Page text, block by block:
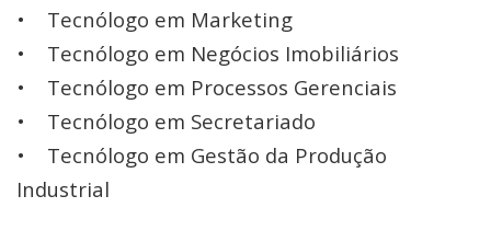
• Tecnólogo em Marketing
• Tecnólogo em Negócios Imobiliários
• Tecnólogo em Processos Gerenciais
• Tecnólogo em Secretariado
• Tecnólogo em Gestão da Produção
Industrial